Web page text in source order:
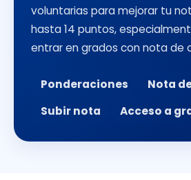
voluntarias para mejorar tu
hasta 14 puntos,
entrar en grados con nota de
Ponderaciones
Nota
Subir nota
Acceso a